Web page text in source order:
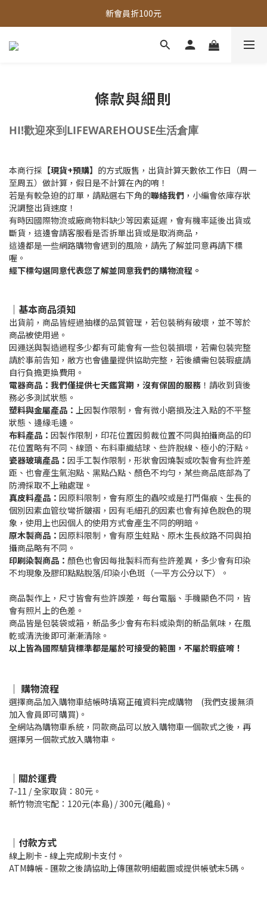
全館，滿888超取免運｜滿1500宅配免運
新會員折100元
全館現貨商品，3個工作天內出貨
條款與細則
HI!歡迎來到LIFEWAREHOUSE生活倉庫
本商行採 【現貨+預購】 的方式販售，出貨計算天數依工作日（周一
至周五）做計算，假日是不計算在內的唷！
若是有較急迫的訂單，請點選右下角的聯絡我們 ，小編會依庫存狀
況調整出貨速度！
有時因國際物流或廠商物料缺少等因素延遲，會有機率延後出貨或
斷貨，這邊會請客服看是否拆單出貨或是取消商品，
這邊都是一些網路購物會遇到的風險，請先了解並同意再請下標
喔。
經下標勾選同意代表您了解並同意我們的購物流程。
｜基本商品須知
出貨前，商品皆經過抽樣的品質管理，若包裝稍有破壞，並不等於
商品被使用過。
因運送與製造過程多少都有可能會有一些包裝損壞，若需包裝完整
請於事前告知，敝方也會儘量提供協助完整，若後續需包裝瑕疵請
自行負擔更換費用。
電器商品：我們僅提供七天鑑賞期，沒有保固的服務 ！請收到貨後
務必多測試狀態。
塑料與金屬產品： 上因製作限制，會有微小磨損及注入點的不平整
狀態、邊緣毛邊。
布料產品： 因製作限制，印花位置因剪裁位置不同與拍攝商品的印
花位置略有不同、線頭、布料車織結球、些許脫線、極小的汙點。
瓷器玻璃產品： 因手工製作限制，形狀會因燒製或吹製會有些許差
距、也會產生氣泡點、黑點凸點、顏色不均勻，某些商品底部為了
防滑採取不上釉處理。
真皮料產品： 因原料限制，會有原生的蟲咬或是打鬥傷痕、生長的
個別因素血管纹彎折皺褶，因有毛細孔的因素也會有掉色脫色的現
象，使用上也因個人的使用方式會產生不同的明暗。
原木製商品： 因原料限制，會有原生蛀點、原木生長紋路不同與拍
攝商品略有不同。
印刷染製商品： 顏色也會因每批製料而有些許差異，多少會有印染
不均現象及膠印點點脫落/印染小色斑（一平方公分以下）。
商品製作上，尺寸皆會有些許誤差，每台電腦、手機顯色不同，皆
會有照片上的色差。
商品皆是包裝袋或箱，新品多少會有布料或染劑的新品氣味，在風
乾或清洗後即可漸漸清除。
以上皆為國際驗貨標準都是屬於可接受的範圍，不屬於瑕疵唷！
｜ 購物流程
選擇商品加入購物車結帳時填寫正確資料完成購物 (我們支援無須
加入會員即可購買)。
全網站為購物車系統，同款商品可以放入購物車一個款式之後，再
選擇另一個款式放入購物車。
｜關於運費
7-11 / 全家取貨：80元。
新竹物流宅配：120元(本島) / 300元(離島)。
｜付款方式
線上刷卡 - 線上完成刷卡支付。
ATM轉帳 - 匯款之後請協助上傳匯款明細截圖或提供帳號末5碼。